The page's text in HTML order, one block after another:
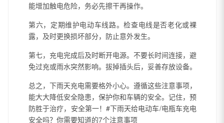
能增加触电危险，务必先擦干再操作。
第六，定期维护电动车线路。检查电线是否老化或裸
露，及时更换损坏部分，防止意外发生。
第七，充电完成后及时断开电源。不要长时间连接，避
免过充或雨水突然影响。拔掉插头后，妥善存放设备。
总之，下雨天充电需要格外小心。遵循这些注意事项，
能大大降低安全隐患，保护你和车辆的安全。记住，预
防胜于治疗，安全第一！#下雨天给电动车/电瓶车充电
安全吗？你需要知道的7个注意事项